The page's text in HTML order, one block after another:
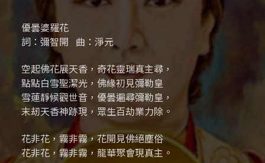
優曇婆羅花
詞：彌智開 曲：淨元
空起佛花展天香， 奇花靈瑞真主尋，
點點白雪聖潔光， 佛緣初見彌勒皇
雪蓮靜候觀世音， 優曇遍尋彌勒皇，
末刼天香神跡現， 眾生百劫業力除。
花非花，霧非霧，花開見佛絕塵俗
花非花，霧非霧，龍華聚會現真主。